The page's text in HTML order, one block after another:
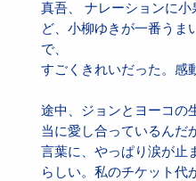
真吾、 ナレーションに
ど、小柳ゆきが一番うま
で、
すごくきれいだった。感
途中、ジョンとヨーコの
当に愛し合っているんだ
言葉に、やっぱり涙が止
らしい。私のチケット代